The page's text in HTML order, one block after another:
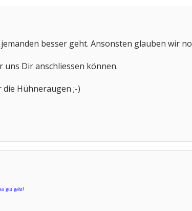
besser geht. Ansonsten glauben wir
uns Dir anschliessen können.
Hühneraugen ;-)
gut geht!